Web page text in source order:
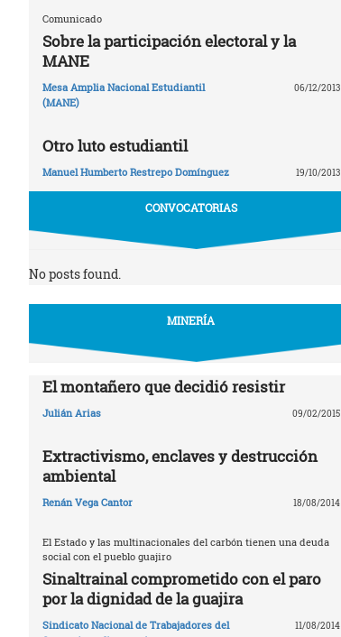
Comunicado
Sobre la participación electoral y la
MANE
Mesa Amplia Nacional Estudiantil
(MANE)
06/12/2013
Otro luto estudiantil
Manuel Humberto Restrepo Domínguez 19/10/2013
CONVOCATORIAS
No posts found.
MINERÍA
El montañero que decidió resistir
Julián Arias 09/02/2015
Extractivismo, enclaves y destrucción
ambiental
Renán Vega Cantor 18/08/2014
El Estado y las multinacionales del carbón tienen una deuda
social con el pueblo guajiro
Sinaltrainal comprometido con el paro
por la dignidad de la guajira
Sindicato Nacional de Trabajadores del
11/08/2014